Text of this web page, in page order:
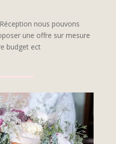
nous pouvons
une offre sur mesure
budget ect